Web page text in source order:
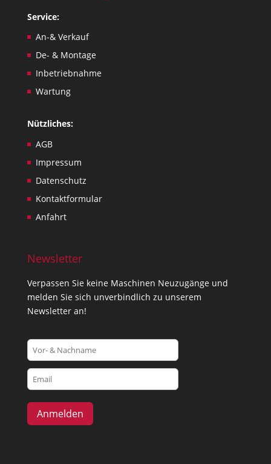
Service:
An-& Verkauf
De- & Montage
Inbetriebnahme
Wartung
Nützliches:
AGB
Impressum
Datenschutz
Kontaktformular
Anfahrt
Newsletter
Verpassen Sie keine Maschinen Neuzugänge und
melden Sie sich unverbindlich zu unserem
Newsletter an!